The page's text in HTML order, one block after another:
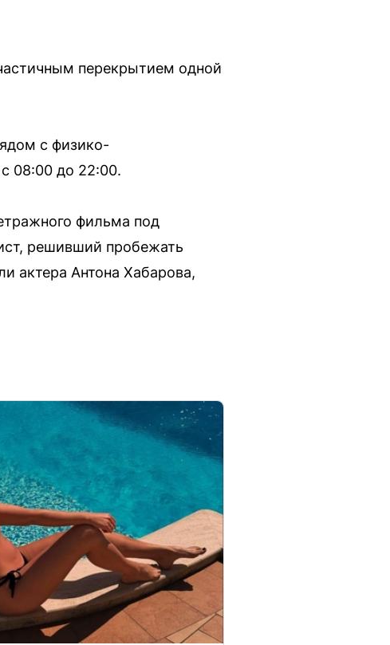
перекрытием одной
с физико-
08:00 до 22:00.
фильма под
решивший пробежать
актера Антона Хабарова,